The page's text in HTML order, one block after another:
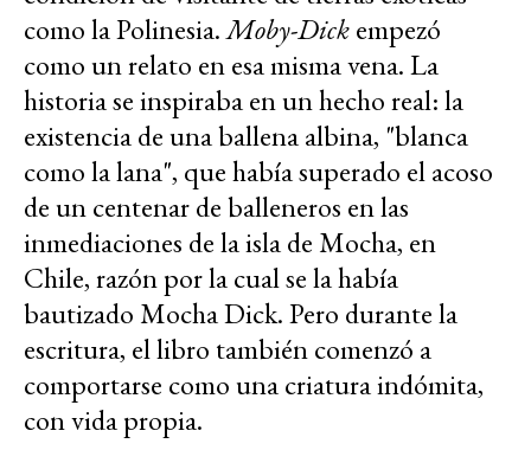
como la Polinesia.Moby-Dickempezó
como un relato en esa misma vena. La
historia se inspiraba en un hecho real: la
existencia de una ballena albina, "blanca
como la lana", que había superado el acoso
de un centenar de balleneros en las
inmediaciones de la isla de Mocha, en
Chile, razón por la cual se la había
bautizado Mocha Dick. Pero durante la
escritura, el libro también comenzó a
comportarse como una criatura indómita,
con vida propia.